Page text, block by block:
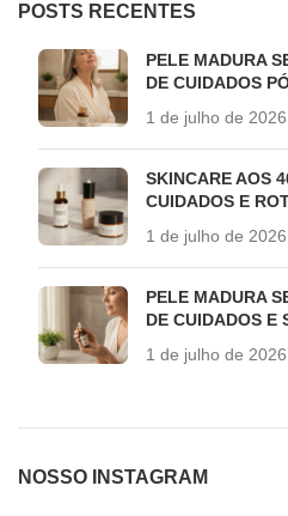
POSTS RECENTES
PELE MADURA
DE CUIDADOS
1 de julho de 2026
SKINCARE AOS
CUIDADOS E
1 de julho de 2026
PELE MADURA
DE CUIDADOS E
1 de julho de 2026
NOSSO INSTAGRAM